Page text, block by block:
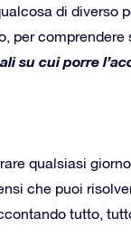
di diverso
per comprendere
su cui porre
qualsiasi
che puoi
tutto,